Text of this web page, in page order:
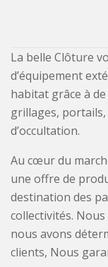
La belle Clôture
d’équipement
habitat grâce à
grillages,
d’occultation.
Au cœur du
une offre de
destination des
collectivités.
nous avons
clients, Nous